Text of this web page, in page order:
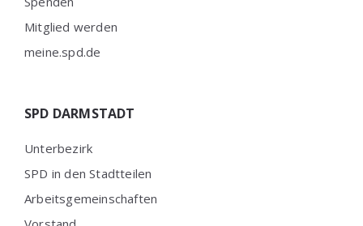
Mitglied werden
meine.spd.de
SPD DARMSTADT
Unterbezirk
SPD in den Stadtteilen
Arbeitsgemeinschaften